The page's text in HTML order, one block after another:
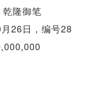
隆御笔
26日，编号28